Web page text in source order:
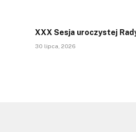
XXX Sesja uroczystej
30 lipca, 2026